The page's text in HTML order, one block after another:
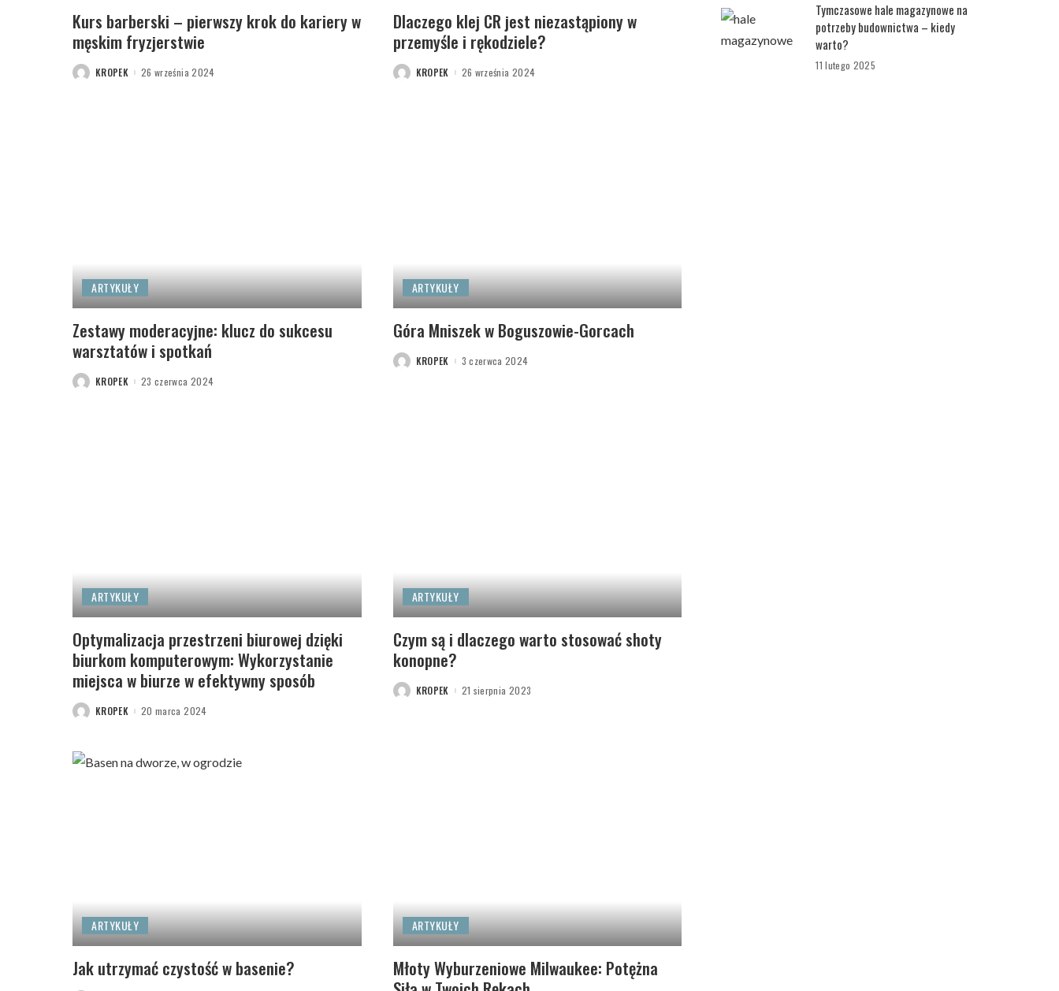
Kurs barberski – pierwszy krok do kariery w
męskim fryzjerstwie
POSTEDKROPEK 26 września 2024
Dlaczego klej CR jest niezastąpiony w
przemyśle i rękodziele?
POSTEDKROPEK 26 września 2024
ARTYKUŁY
Zestawy moderacyjne: klucz do sukcesu
warsztatów i spotkań
POSTEDKROPEK 23 czerwca 2024
ARTYKUŁY
Góra Mniszek w Boguszowie-Gorcach
POSTEDKROPEK 3 czerwca 2024
ARTYKUŁY
Optymalizacja przestrzeni biurowej dzięki
biurkom komputerowym: Wykorzystanie
miejsca w biurze w efektywny sposób
POSTEDKROPEK 20 marca 2024
ARTYKUŁY
Czym są i dlaczego warto stosować shoty
konopne?
POSTEDKROPEK 21 sierpnia 2023
ARTYKUŁY
Jak utrzymać czystość w basenie?
ARTYKUŁY
Młoty Wyburzeniowe Milwaukee: Potężna
Tymczasowe hale magazynowe na
potrzeby budownictwa – kiedy
warto?
11 lutego 2025